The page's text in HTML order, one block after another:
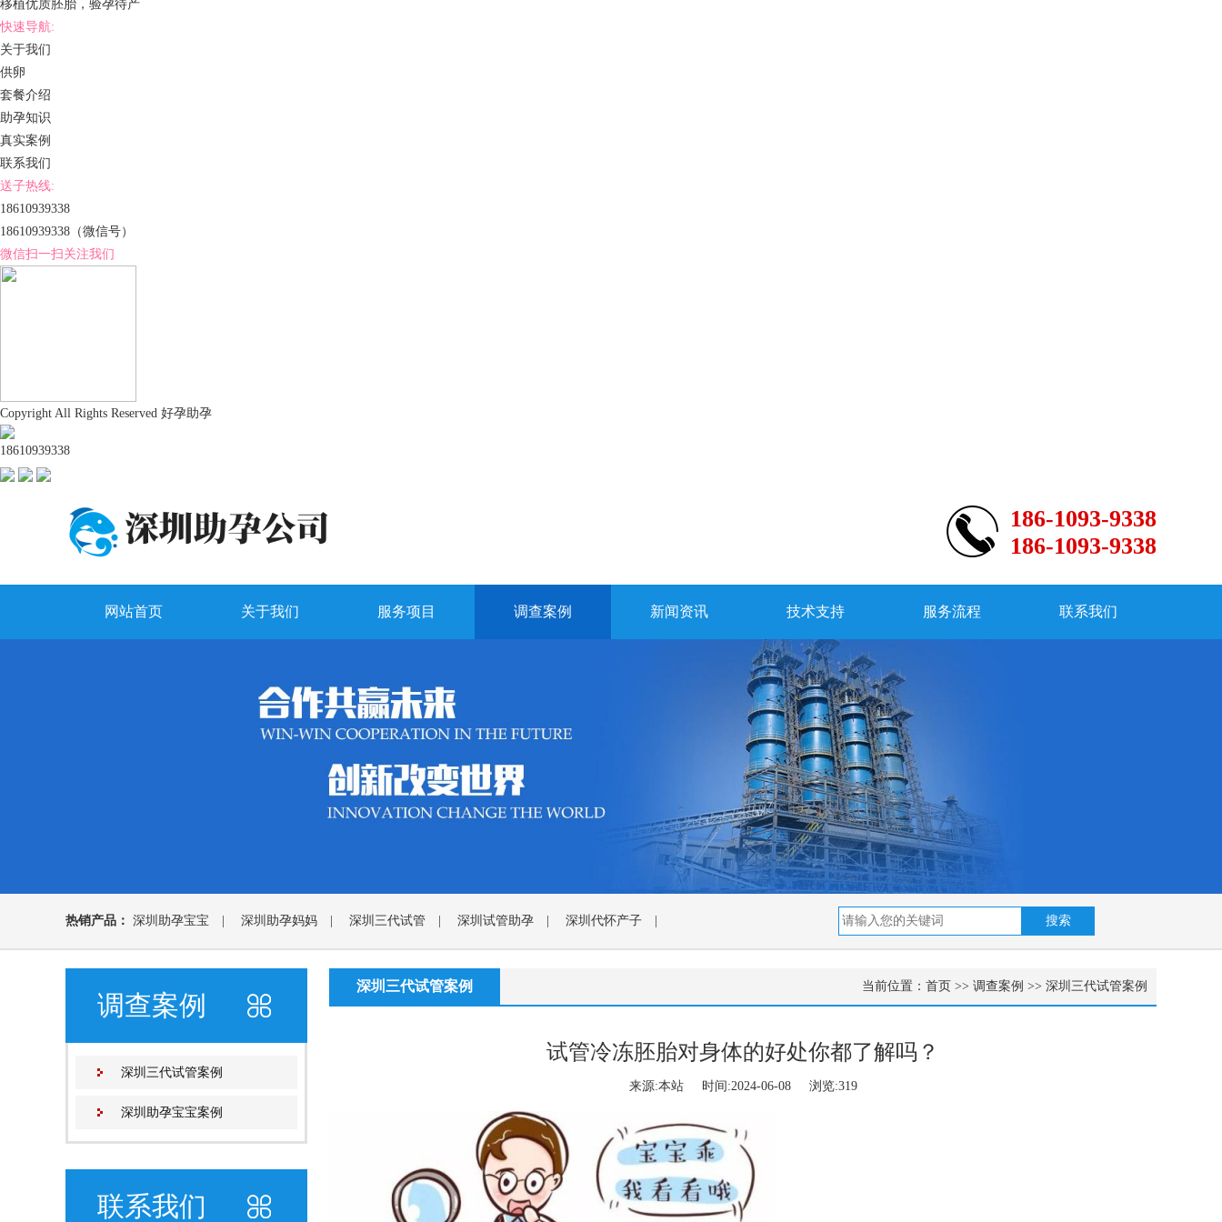
移植优质胚胎，验孕待产
快速导航:
关于我们
供卵
套餐介绍
助孕知识
真实案例
联系我们
送子热线:
18610939338
18610939338 （微信号）
微信扫一扫关注我们
Copyright All Rights Reserved 好孕助孕
18610939338
186-1093-9338
186-1093-9338
网站首页 关于我们 服务项目 调查案例 新闻资讯 技术支持 服务流程 联系我们
热销产品： 深圳助孕宝宝 深圳助孕妈妈 深圳三代试管 深圳试管助孕 深圳代怀产子
调查案例
深圳三代试管案例
深圳助孕宝宝案例
联系我们
当前位置： 首页 >> 调查案例 >> 深圳三代试管案例
深圳三代试管案例
试管冷冻胚胎对身体的好处你都了解吗？
来源:本站 时间:2024-06-08 浏览:319